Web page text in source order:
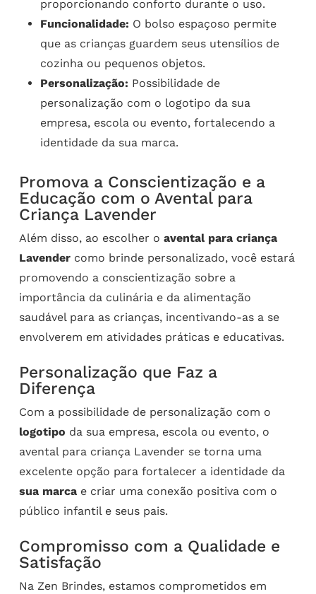
proporcionando conforto durante o uso.
Funcionalidade: O bolso espaçoso permite
que as crianças guardem seus utensílios de
cozinha ou pequenos objetos.
Personalização: Possibilidade de
personalização com o logotipo da sua
empresa, escola ou evento, fortalecendo a
identidade da sua marca.
Promova a Conscientização e a
Educação com o Avental para
Criança Lavender
Além disso, ao escolher o avental para criança
Lavendercomo brinde personalizado, você estará
promovendo a conscientização sobre a
importância da culinária e da alimentação
saudável para as crianças, incentivando-as a se
envolverem em atividades práticas e educativas.
Personalização que Faz a
Diferença
Com a possibilidade de personalização com o
logotipo da sua empresa, escola ou evento, o
avental para criança Lavender se torna uma
excelente opção para fortalecer a identidade da
sua marcae criar uma conexão positiva com o
público infantil e seus pais.
Compromisso com a Qualidade e
Satisfação
Na Zen Brindes, estamos comprometidos em